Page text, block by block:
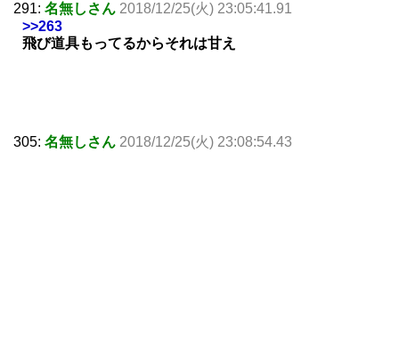
291: 名無しさん 2018/12/25(火) 23:05:41.91
>>263
飛び道具もってるからそれは甘え
305: 名無しさん 2018/12/25(火) 23:08:54.43